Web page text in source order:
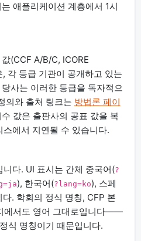
애플리케이션 계층에서 1시
(CCF A/B/C, ICORE
각 등급 기관이 공개하고 있는
사는 이러한 등급을 독자적으
와 출처 링크는 방법론 페이
값은 출판사의 공표 값을 복
에서 지연될 수 있습니다.
다. UI 표시는 간체 중국어(?
), 한국어(?lang=ko), 스페
다. 학회의 정식 명칭, CFP 본
에서도 영어 그대로입니다——
식 명칭이기 때문입니다.